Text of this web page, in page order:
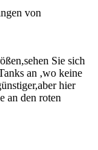
von
Sie sich
an ,wo keine
hier
an den roten